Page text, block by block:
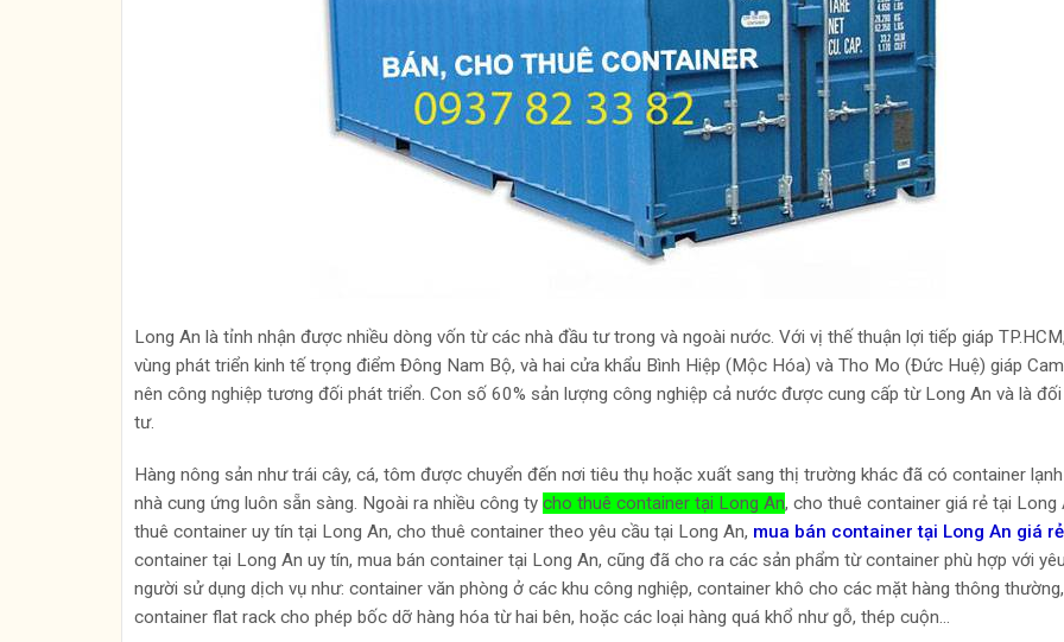
Long An là tỉnh nhận được nhiều dòng vốn từ các nhà đầu tư trong và ngoài nước. Với vị thế thuận lợi tiếp giáp
vùng phát triển kinh tế trọng điểm Đông Nam Bộ, và hai cửa khẩu Bình Hiệp (Mộc Hóa) và Tho Mo (Đức Huệ) giáp
nên công nghiệp tương đối phát triển. Con số 60% sản lượng công nghiệp cả nước được cung cấp từ Long An và là
tư.
Hàng nông sản như trái cây, cá, tôm được chuyển đến nơi tiêu thụ hoặc xuất sang thị trường khác đã có container
nhà cung ứng luôn sẵn sàng. Ngoài ra nhiều công ty cho thuê container tại Long An, cho thuê container giá rẻ tại Long
thuê container uy tín tại Long An, cho thuê container theo yêu cầu tại Long An, mua bán container tại Long An giá rẻ
container tại Long An uy tín, mua bán container tại Long An, cũng đã cho ra các sản phẩm từ container phù hợp với
người sử dụng dịch vụ như: container văn phòng ở các khu công nghiệp, container khô cho các mặt hàng thông thường,
container flat rack cho phép bốc dỡ hàng hóa từ hai bên, hoặc các loại hàng quá khổ như gỗ, thép cuộn…